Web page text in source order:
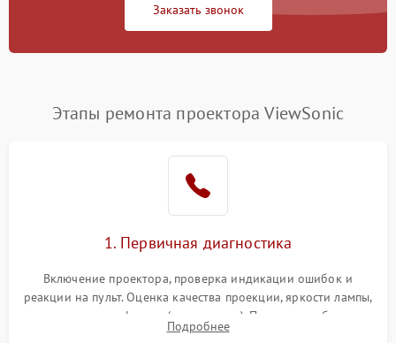
Заказать звонок
Этапы ремонта проектора ViewSonic
1. Первичная диагностика
Включение проектора, проверка индикации ошибок и
реакции на пульт. Оценка качества проекции, яркости лампы,
наличия артефактов (точки, пятна). Проверка работы
системы охлаждения по уровню шума вентиляторов.
Подробнее